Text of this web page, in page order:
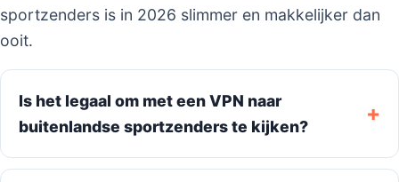
sportzenders is in 2026 slimmer en makkelijker dan
ooit.
Is het legaal om met een VPN naar
buitenlandse sportzenders te kijken?